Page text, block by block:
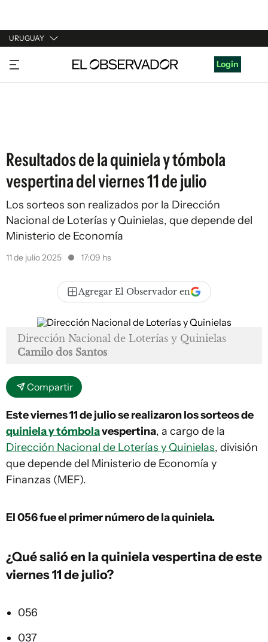
URUGUAY
URUGUAY
ARGENTINA
Login
Resultados de la quiniela y tómbola
vespertina del viernes 11 de julio
Los sorteos son realizados por la Dirección
Nacional de Loterías y Quinielas, que depende del
Ministerio de Economía
11 de julio 2025 17:09 hs
Agregar El Observador en
Dirección Nacional de Loterías y Quinielas
Camilo dos Santos
Compartir
Este viernes 11 de julio se realizaron los sorteos de
quiniela y tómbolavespertina, a cargo de la
Dirección Nacional de Loterías y Quinielas, división
que depende del Ministerio de Economía y
Finanzas (MEF).
El 056fue el primer número de la quiniela.
¿Qué salió en laquiniela vespertinade este
viernes 11 de julio?
056
037